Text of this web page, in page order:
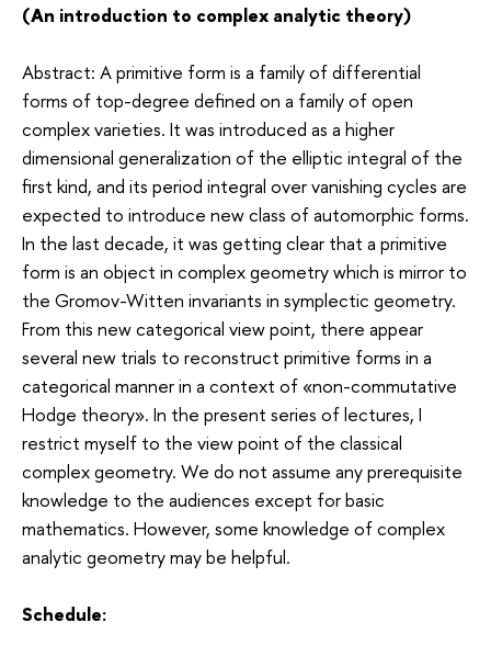
(An introduction to complex analytic theory)
Abstract: A primitive form is a family of differential
forms of top-degree defined on a family of open
complex varieties. It was introduced as a higher
dimensional generalization of the elliptic integral of the
first kind, and its period integral over vanishing cycles are
expected to introduce new class of automorphic forms.
In the last decade, it was getting clear that a primitive
form is an object in complex geometry which is mirror to
the Gromov-Witten invariants in symplectic geometry.
From this new categorical view point, there appear
several new trials to reconstruct primitive forms in a
categorical manner in a context of «non-commutative
Hodge theory». In the present series of lectures, I
restrict myself to the view point of the classical
complex geometry. We do not assume any prerequisite
knowledge to the audiences except for basic
mathematics. However, some knowledge of complex
analytic geometry may be helpful.
Schedule: